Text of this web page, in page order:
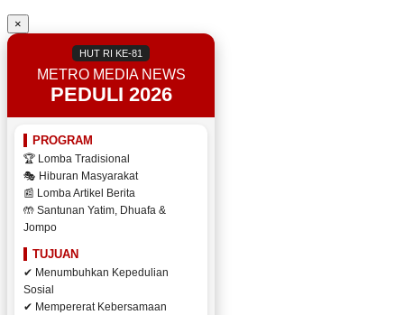
×
HUT RI KE-81
METRO MEDIA NEWS
PEDULI 2026
PROGRAM
🏆 Lomba Tradisional
🎭 Hiburan Masyarakat
📰 Lomba Artikel Berita
🤲 Santunan Yatim, Dhuafa &
Jompo
TUJUAN
✔ Menumbuhkan Kepedulian
Sosial
✔ Mempererat Kebersamaan